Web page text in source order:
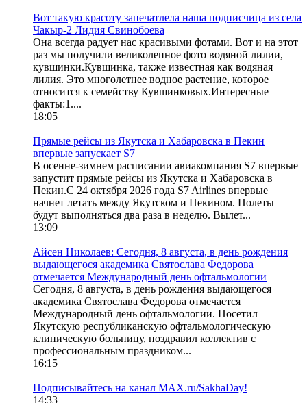
Вот такую красоту запечатлела наша подписчица из села
Чакыр-2 Лидия Свинобоева
Она всегда радует нас красивыми фотами. Вот и на этот
раз мы получили великолепное фото водяной лилии,
кувшинки.Кувшинка, также известная как водяная
лилия. Это многолетнее водное растение, которое
относится к семейству Кувшинковых.Интересные
факты:1....
18:05
Прямые рейсы из Якутска и Хабаровска в Пекин
впервые запускает S7
В осенне-зимнем расписании авиакомпания S7 впервые
запустит прямые рейсы из Якутска и Хабаровска в
Пекин.С 24 октября 2026 года S7 Airlines впервые
начнет летать между Якутском и Пекином. Полеты
будут выполняться два раза в неделю. Вылет...
13:09
Айсен Николаев: Сегодня, 8 августа, в день рождения
выдающегося академика Святослава Федорова
отмечается Международный день офтальмологии
Сегодня, 8 августа, в день рождения выдающегося
академика Святослава Федорова отмечается
Международный день офтальмологии. Посетил
Якутскую республиканскую офтальмологическую
клиническую больницу, поздравил коллектив с
профессиональным праздником...
16:15
Подписывайтесь на канал MAX.ru/SakhaDay!
14:33